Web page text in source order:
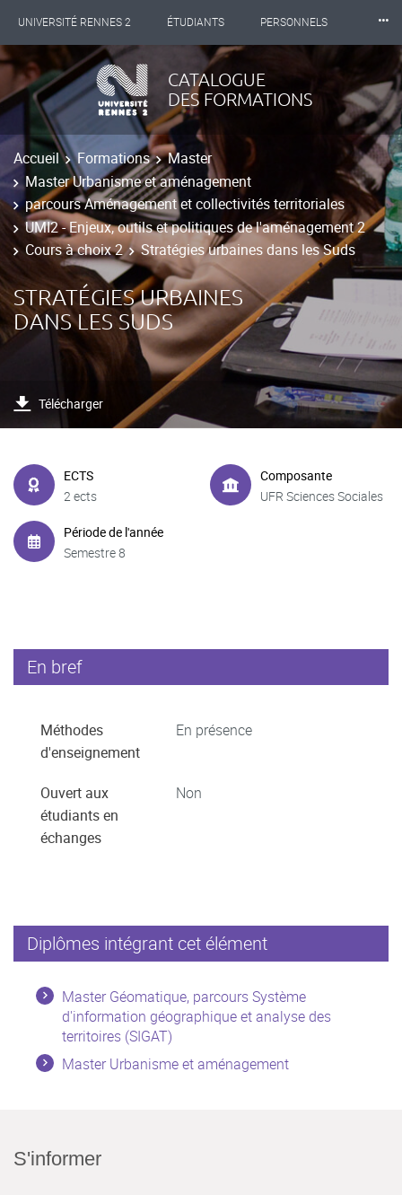
UNIVERSITÉ RENNES 2 ÉTUDIANTS PERSONNELS
INTERNATIONAL PROFESSIONNELS BIBLIOTHÈQUES
LES NOUVELLES DE RENNES 2
⸱⸱⸱
CATALOGUE
DES FORMATIONS
Accueil Formations
Master
Master Urbanisme et aménagement
parcours Aménagement et collectivités territoriales
UMI2 - Enjeux, outils et politiques de l'aménagement 2
Cours à choix 2
Stratégies urbaines dans les Suds
STRATÉGIES URBAINES
DANS LES SUDS
Télécharger
ECTS
2 ects
Composante
UFR Sciences Sociales
Période de l'année
Semestre 8
En bref
Méthodes
d'enseignement
En présence
Ouvert aux
étudiants en
échanges
Non
Diplômes intégrant cet élément
Master Géomatique, parcours Système
d'information géographique et analyse des
territoires (SIGAT)
Master Urbanisme et aménagement
S'informer